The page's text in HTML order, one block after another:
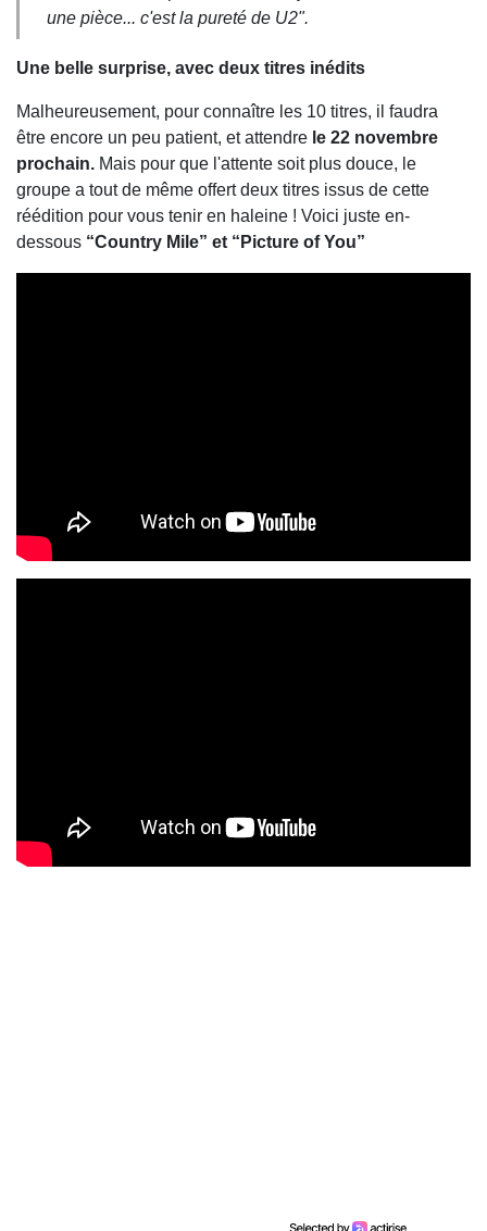
une pièce... c'est la pureté de U2".
Une belle surprise, avec deux titres inédits
Malheureusement, pour connaître les 10 titres, il faudra
être encore un peu patient, et attendre le 22 novembre
prochain. Mais pour que l'attente soit plus douce, le
groupe a tout de même offert deux titres issus de cette
réédition pour vous tenir en haleine ! Voici juste en-
dessous “Country Mile” et “Picture of You”